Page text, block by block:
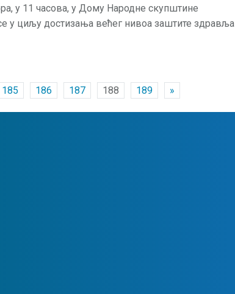
у 11 часова, у Дому Народне скупштине
у циљу достизања већег нивоа заштите здравља
185 186 187 188 189 »